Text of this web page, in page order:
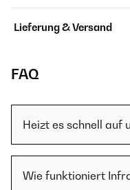
Lieferung & Versand
FAQ
Heizt es schnell auf
Wie funktioniert